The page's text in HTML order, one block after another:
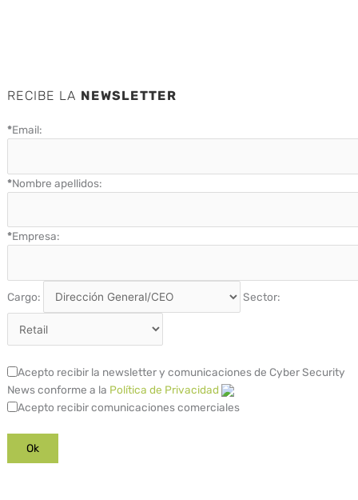
RECIBE LA NEWSLETTER
*Email:
*Nombre apellidos:
*Empresa:
Cargo: Sector:
Acepto recibir la newsletter y comunicaciones de Cyber Security
News conforme a la Política de Privacidad
Acepto recibir comunicaciones comerciales